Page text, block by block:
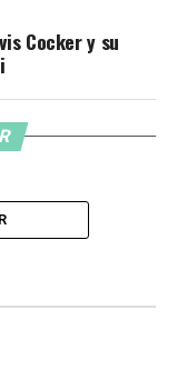
Cocker y su